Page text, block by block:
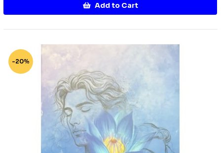
Add to Cart
-20%